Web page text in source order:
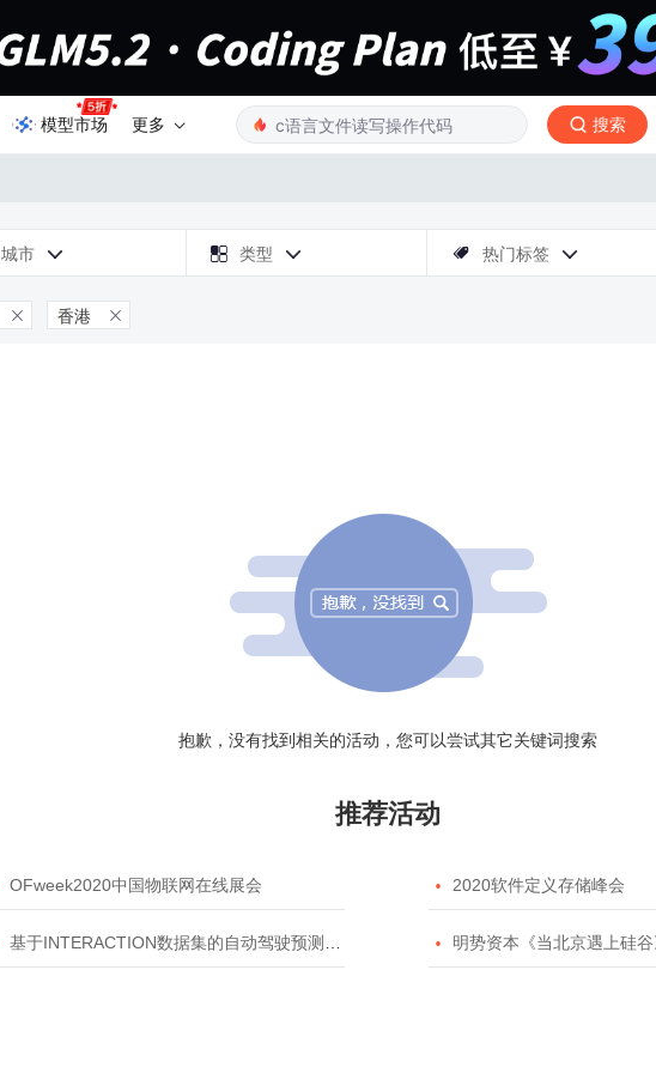
模型市场 更多 搜索
城市   类型   热门标签 
 香港 
抱歉，没有找到相关的活动，您可以尝试其它关键词搜索
推荐活动
OFweek2020中国物联网在线展会  2020软件定义存储峰会
基于INTERACTION数据集的自动驾驶预测模型挑战赛  明势资本《当北京遇上硅谷》系列